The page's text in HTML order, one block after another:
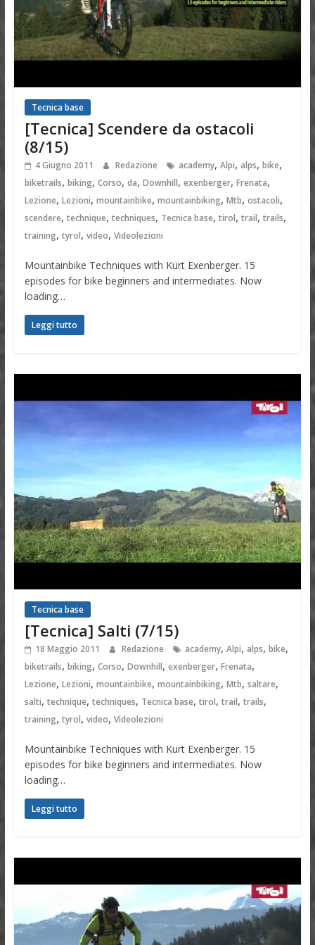
Tecnica base
[Tecnica] Scendere da ostacoli
(8/15)
4 Giugno 2011 Redazione academy, Alpi, alps, bike,
biketrails, biking, Corso, da, Downhill, exenberger, Frenata,
Lezione, Lezioni, mountainbike, mountainbiking, Mtb, ostacoli,
scendere, technique, techniques, Tecnica base, tirol, trail, trails,
training, tyrol, video, Videolezioni
Mountainbike Techniques with Kurt Exenberger. 15
episodes for bike beginners and intermediates. Now
loading…
Leggi tutto
Tecnica base
[Tecnica] Salti (7/15)
18 Maggio 2011 Redazione academy, Alpi, alps, bike,
biketrails, biking, Corso, Downhill, exenberger, Frenata,
Lezione, Lezioni, mountainbike, mountainbiking, Mtb, saltare,
salti, technique, techniques, Tecnica base, tirol, trail, trails,
training, tyrol, video, Videolezioni
Mountainbike Techniques with Kurt Exenberger. 15
episodes for bike beginners and intermediates. Now
loading…
Leggi tutto